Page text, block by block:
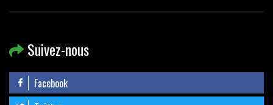
Suivez-nous
Facebook